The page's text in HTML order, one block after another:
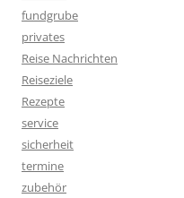
fundgrube
privates
Reise Nachrichten
Reiseziele
Rezepte
service
sicherheit
termine
zubehör